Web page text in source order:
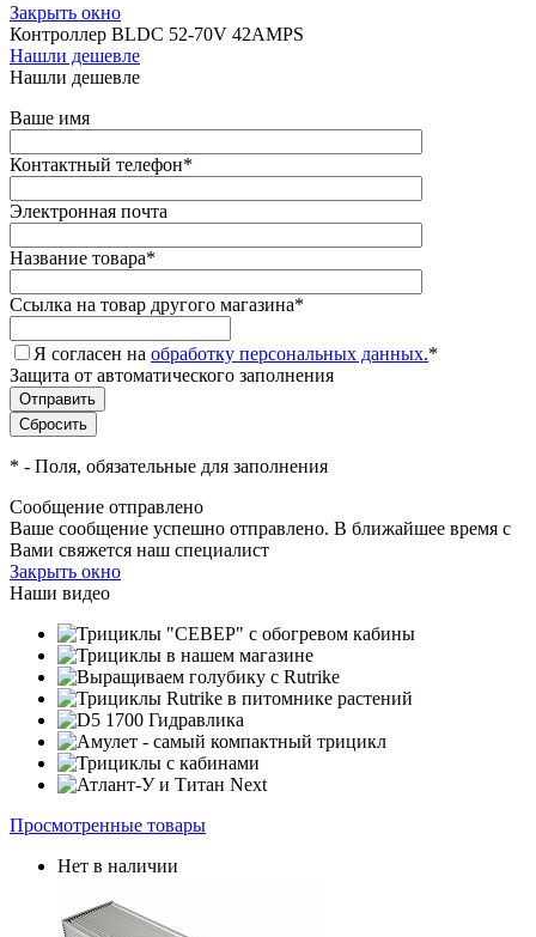
Закрыть окно
Контроллер BLDC 52-70V 42AMPS
Нашли дешевле
Нашли дешевле
Ваше имя
Контактный телефон*
Электронная почта
Название товара*
Ссылка на товар другого магазина*
Я согласен на обработку персональных данных.*
Защита от автоматического заполнения
* - Поля, обязательные для заполнения
Сообщение отправлено
Ваше сообщение успешно отправлено. В ближайшее время с
Вами свяжется наш специалист
Закрыть окно
Наши видео
Просмотренные товары
Нет в наличии